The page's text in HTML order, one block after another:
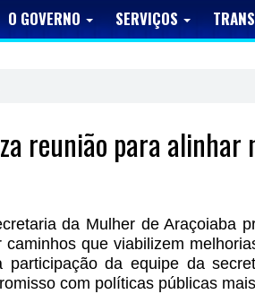
O GOVERNO SERVIÇOS
reunião para alinhar
da Mulher de Araçoiaba
que viabilizem
da equipe da
com políticas públicas